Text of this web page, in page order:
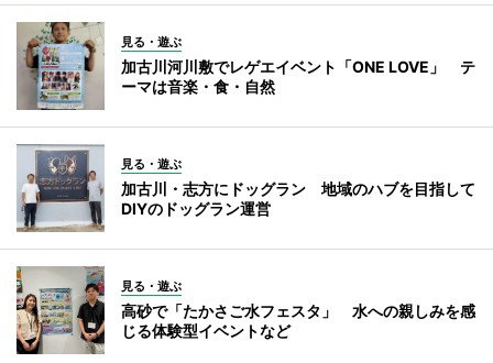
見る・遊ぶ
加古川河川敷でレゲエイベント「ONE LOVE」 テ
ーマは音楽・食・自然
見る・遊ぶ
加古川・志方にドッグラン 地域のハブを目指して
DIYのドッグラン運営
見る・遊ぶ
高砂で「たかさご水フェスタ」 水への親しみを感
じる体験型イベントなど